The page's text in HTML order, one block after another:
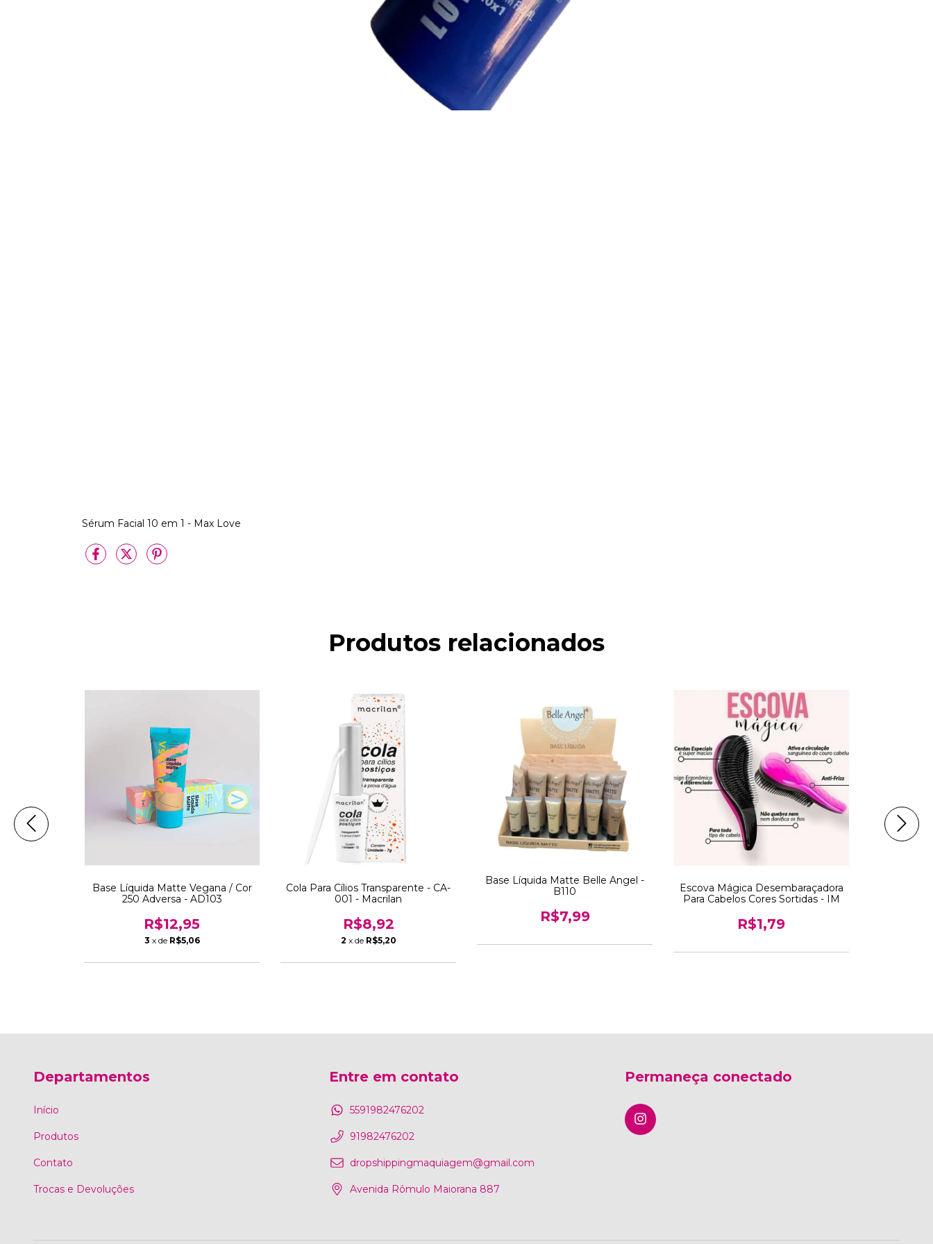
Sérum Facial 10 em 1 - Max Love
Produtos relacionados
Base Líquida Matte Vegana / Cor
250 Adversa - AD103
R$12,95
3 x de R$5,06
Cola Para Cílios Transparente - CA-
001 - Macrilan
R$8,92
2 x de R$5,20
Base Líquida Matte Belle Angel -
B110
R$7,99
Escova Mágica Desembaraçadora
Para Cabelos Cores Sortidas - IM
R$1,79
Departamentos
Início
Produtos
Contato
Trocas e Devoluções
Entre em contato
5591982476202
91982476202
dropshippingmaquiagem@gmail.com
Avenida Rômulo Maiorana 887
Permaneça conectado